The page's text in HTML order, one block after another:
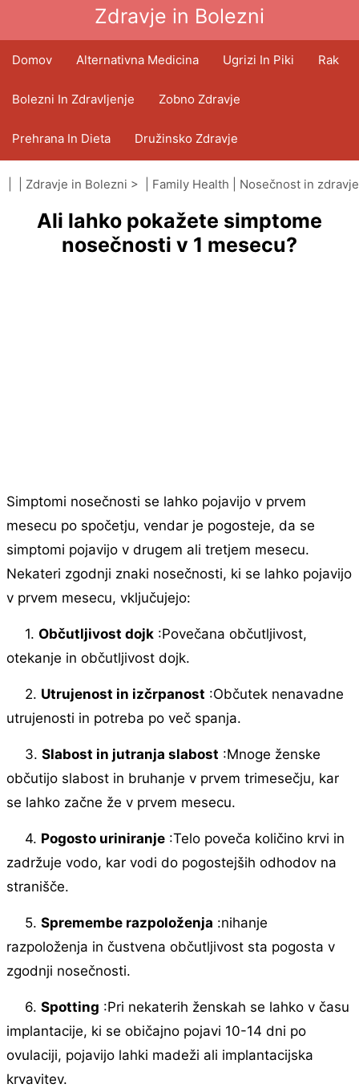
Zdravje in Bolezni
Domov Alternativna Medicina Ugrizi In Piki Rak
Bolezni In Zdravljenje Zobno Zdravje
Prehrana In Dieta Družinsko Zdravje
Zdravstveni Sektor Duševno Zdravje
Javno Zdravje In Varnost Operacije In Posegi
Zdravje in Bolezni > | Family Health Nosečnost in zdravje
Ali lahko pokažete simptome
nosečnosti v 1 mesecu?
Simptomi nosečnosti se lahko pojavijo v prvem
mesecu po spočetju, vendar je pogosteje, da se
simptomi pojavijo v drugem ali tretjem mesecu.
Nekateri zgodnji znaki nosečnosti, ki se lahko pojavijo
v prvem mesecu, vključujejo:
1. Občutljivost dojk:Povečana občutljivost,
otekanje in občutljivost dojk.
2. Utrujenost in izčrpanost :Občutek nenavadne
utrujenosti in potreba po več spanja.
3. Slabost in jutranja slabost :Mnoge ženske
občutijo slabost in bruhanje v prvem trimesečju, kar
se lahko začne že v prvem mesecu.
4. Pogosto uriniranje:Telo poveča količino krvi in ​​
zadržuje vodo, kar vodi do pogostejših odhodov na
stranišče.
5. Spremembe razpoloženja :nihanje
razpoloženja in čustvena občutljivost sta pogosta v
zgodnji nosečnosti.
6. Spotting :Pri nekaterih ženskah se lahko v času
implantacije, ki se običajno pojavi 10-14 dni po
ovulaciji, pojavijo lahki madeži ali implantacijska
krvavitev.